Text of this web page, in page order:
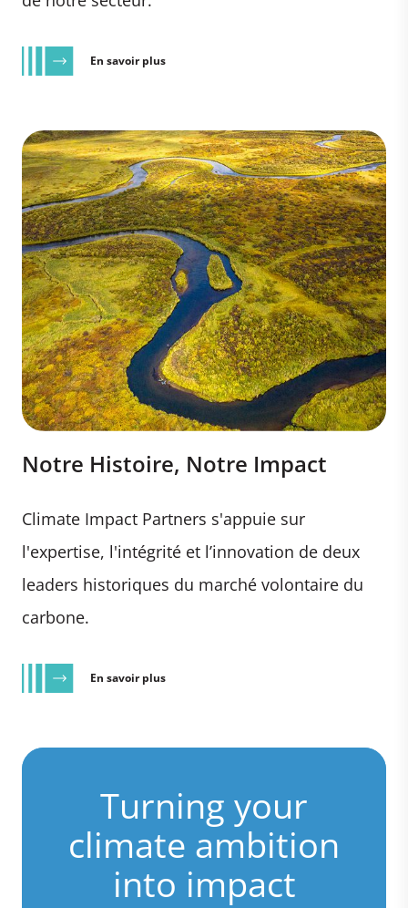
En savoir plus
Notre Histoire, Notre Impact
Climate Impact Partners s'appuie sur
l'expertise, l'intégrité et l’innovation de deux
leaders historiques du marché volontaire du
carbone.
En savoir plus
Turning your
climate ambition
into impact